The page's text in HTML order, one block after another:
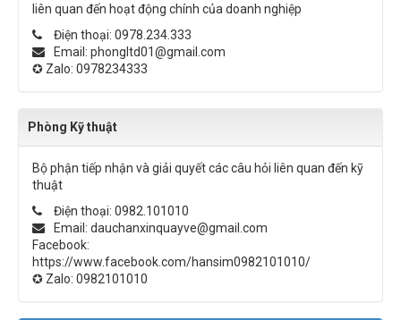
liên quan đến hoạt động chính của doanh nghiệp
Điện thoại: 0978.234.333
Email: phongltd01@gmail.com
✪ Zalo: 0978234333
Phòng Kỹ thuật
Bộ phận tiếp nhận và giải quyết các câu hỏi liên quan đến kỹ
thuật
Điện thoại: 0982.101010
Email: dauchanxinquayve@gmail.com
Facebook:
https://www.facebook.com/hansim0982101010/
✪ Zalo: 0982101010